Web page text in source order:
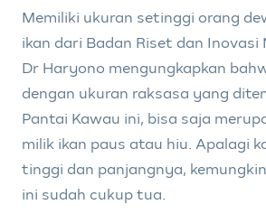
Memiliki ukuran setinggi orang
ikan dari Badan Riset dan Inovasi
Dr Haryono mengungkapkan
dengan ukuran raksasa yang
Pantai Kawau ini, bisa saja
milik ikan paus atau hiu. Apalagi
tinggi dan panjangnya,
ini sudah cukup tua.